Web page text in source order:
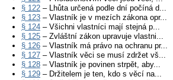
§ 122 – Lhůta určená podle dní počíná d...
§ 123 – Vlastník je v mezích zákona opr...
§ 124 – Všichni vlastníci mají stejná p...
§ 125 – Zvláštní zákon upravuje vlastni...
§ 126 – Vlastník má právo na ochranu pr...
§ 127 – Vlastník věci se musí zdržet vš...
§ 128 – Vlastník je povinen strpět, aby...
§ 129 – Držitelem je ten, kdo s věcí na...